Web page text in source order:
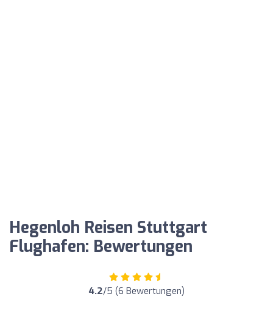
Hegenloh Reisen Stuttgart
Flughafen: Bewertungen
4.2/5 (6 Bewertungen)